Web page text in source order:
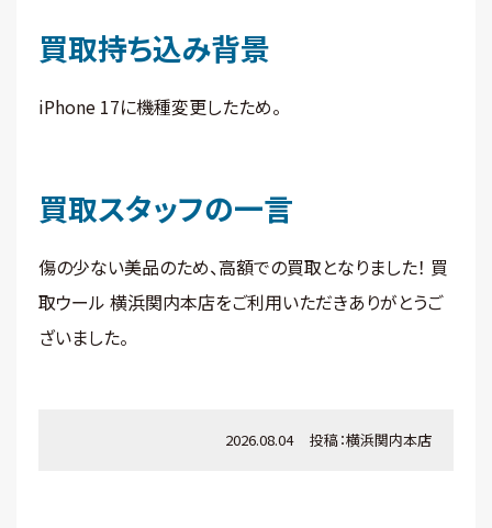
買取持ち込み背景
iPhone 17に機種変更したため。
買取スタッフの一言
傷の少ない美品のため、高額での買取となりました！ 買
取ウール 横浜関内本店をご利用いただきありがとうご
ざいました。
2026.08.04 投稿：横浜関内本店